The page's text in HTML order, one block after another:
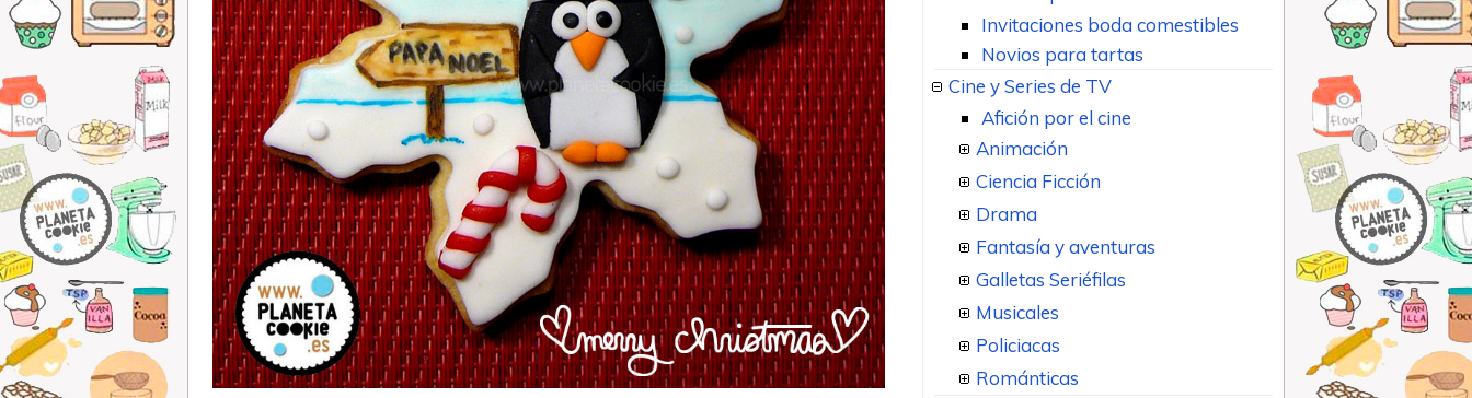
Invitaciones boda comestibles
Novios para tartas
Cine y Series de TV
Afición por el cine
Animación
Ciencia Ficción
Drama
Fantasía y aventuras
Galletas Seriéfilas
Musicales
Policiacas
Románticas